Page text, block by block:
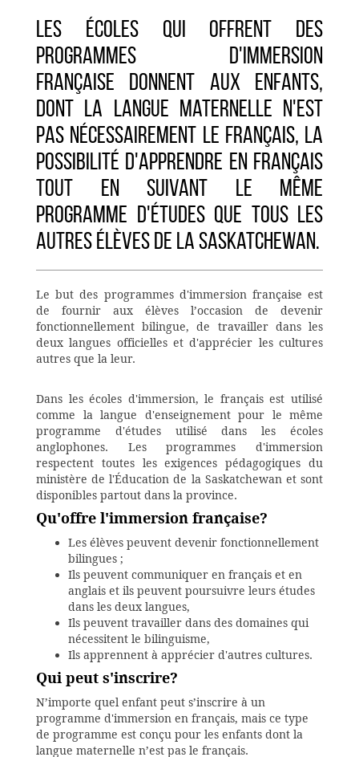
Les écoles qui offrent des
programmes d'immersion
française donnent aux enfants,
dont la langue maternelle n'est
pas nécessairement le français, la
possibilité d'apprendre en français
tout en suivant le même
programme d'études que tous les
autres élèves de la Saskatchewan.
Le but des programmes d'immersion française est
de fournir aux élèves l’occasion de devenir
fonctionnellement bilingue, de travailler dans les
deux langues officielles et d'apprécier les cultures
autres que la leur.
Dans les écoles d'immersion, le français est utilisé
comme la langue d'enseignement pour le même
programme d'études utilisé dans les écoles
anglophones. Les programmes d'immersion
respectent toutes les exigences pédagogiques du
ministère de l'Éducation de la Saskatchewan et sont
disponibles partout dans la province.
Qu'offre l'immersion française?
Les élèves peuvent devenir fonctionnellement
bilingues ;
Ils peuvent communiquer en français et en
anglais et ils peuvent poursuivre leurs études
dans les deux langues,
Ils peuvent travailler dans des domaines qui
nécessitent le bilinguisme,
Ils apprennent à apprécier d'autres cultures.
Qui peut s'inscrire?
N’importe quel enfant peut s’inscrire à un
programme d'immersion en français, mais ce type
de programme est conçu pour les enfants dont la
langue maternelle n’est pas le français.